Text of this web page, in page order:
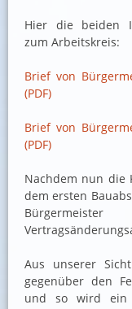
Hier die beiden
zum Arbeitskreis:
Brief von
(PDF)
Brief von
(PDF)
Nachdem nun die
dem ersten
Aus unserer
gegenüber den
und so wird ein